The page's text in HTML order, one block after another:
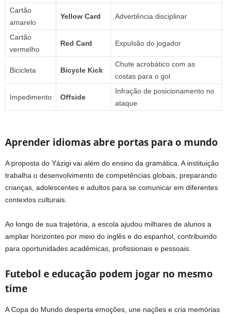
Cartão
amarelo
Yellow Card Advertência disciplinar
Cartão
vermelho
Red Card Expulsão do jogador
Bicicleta Bicycle Kick
Chute acrobático com as
costas para o gol
Impedimento Offside
Infração de posicionamento no
ataque
Aprender idiomas abre portas para o mundo
A proposta do Yázigi vai além do ensino da gramática. A instituição
trabalha o desenvolvimento de competências globais, preparando
crianças, adolescentes e adultos para se comunicar em diferentes
contextos culturais.
Ao longo de sua trajetória, a escola ajudou milhares de alunos a
ampliar horizontes por meio do inglês e do espanhol, contribuindo
para oportunidades acadêmicas, profissionais e pessoais.
Futebol e educação podem jogar no mesmo
time
A Copa do Mundo desperta emoções, une nações e cria memórias